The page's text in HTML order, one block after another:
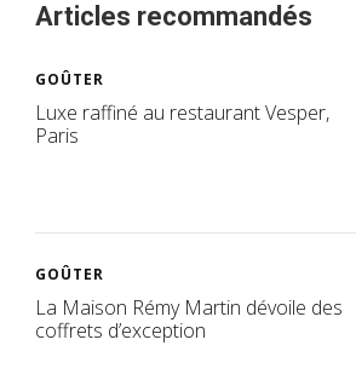
Articles recommandés
GOÛTER
Luxe raffiné au restaurant Vesper,
Paris
GOÛTER
La Maison Rémy Martin dévoile des
coffrets d’exception